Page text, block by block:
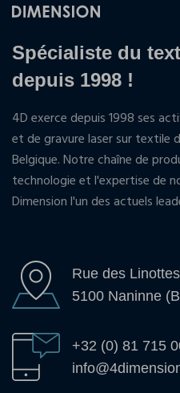
Spécialiste du
depuis 1998 !
4D exerce depuis 1998 ses
et de gravure laser sur textile
Belgique. Notre chaîne de
technologie et l'expertise de
Dimension l'un des actuels
Rue des
5100 Naninne
+32 (0) 81 715